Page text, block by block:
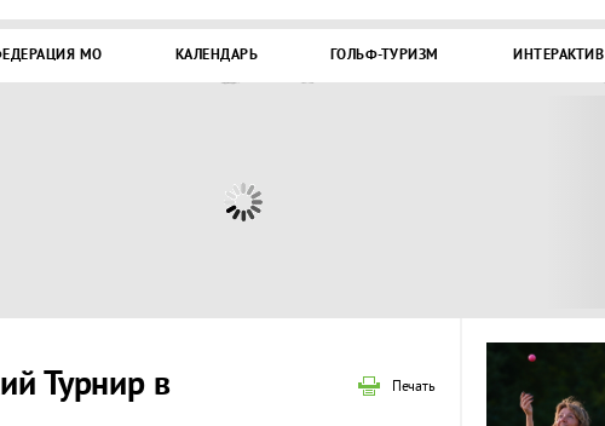
МО КАЛЕНДАРЬ ГОЛЬФ-ТУРИЗМ ИНТЕРАКТИВ
Печать
Турнир в